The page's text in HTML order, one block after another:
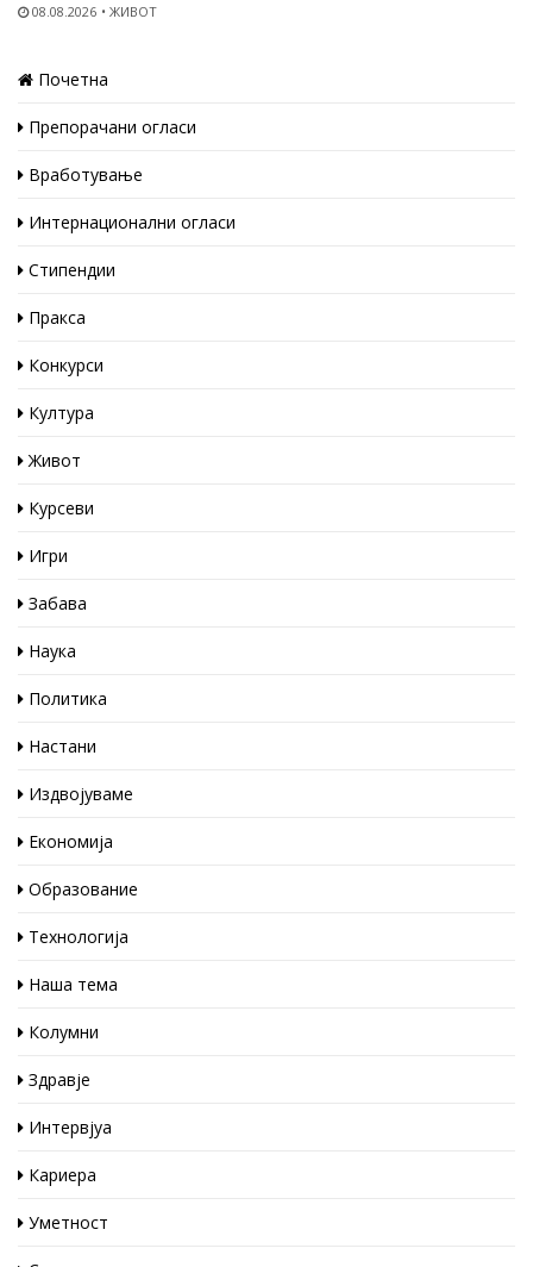
08.08.2026 ЖИВОТ
Почетна
Препорачани огласи
Вработување
Интернационални огласи
Стипендии
Пракса
Конкурси
Култура
Живот
Курсеви
Игри
Забава
Наука
Политика
Настани
Издвојуваме
Економија
Образование
Технологија
Наша тема
Колумни
Здравје
Интервјуа
Кариера
Уметност